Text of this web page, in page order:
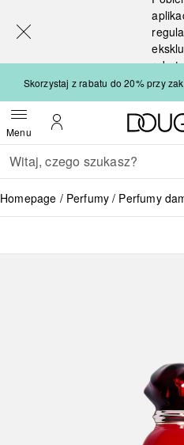
rabaty
Skorzystaj z rabatu do 20% przy
MenuOtwórz menuMoje konto
Wracać
Wykonaj wyszukiwanie
Homepage Perfumy Perfumy
[navigation.slideout.screenreader]